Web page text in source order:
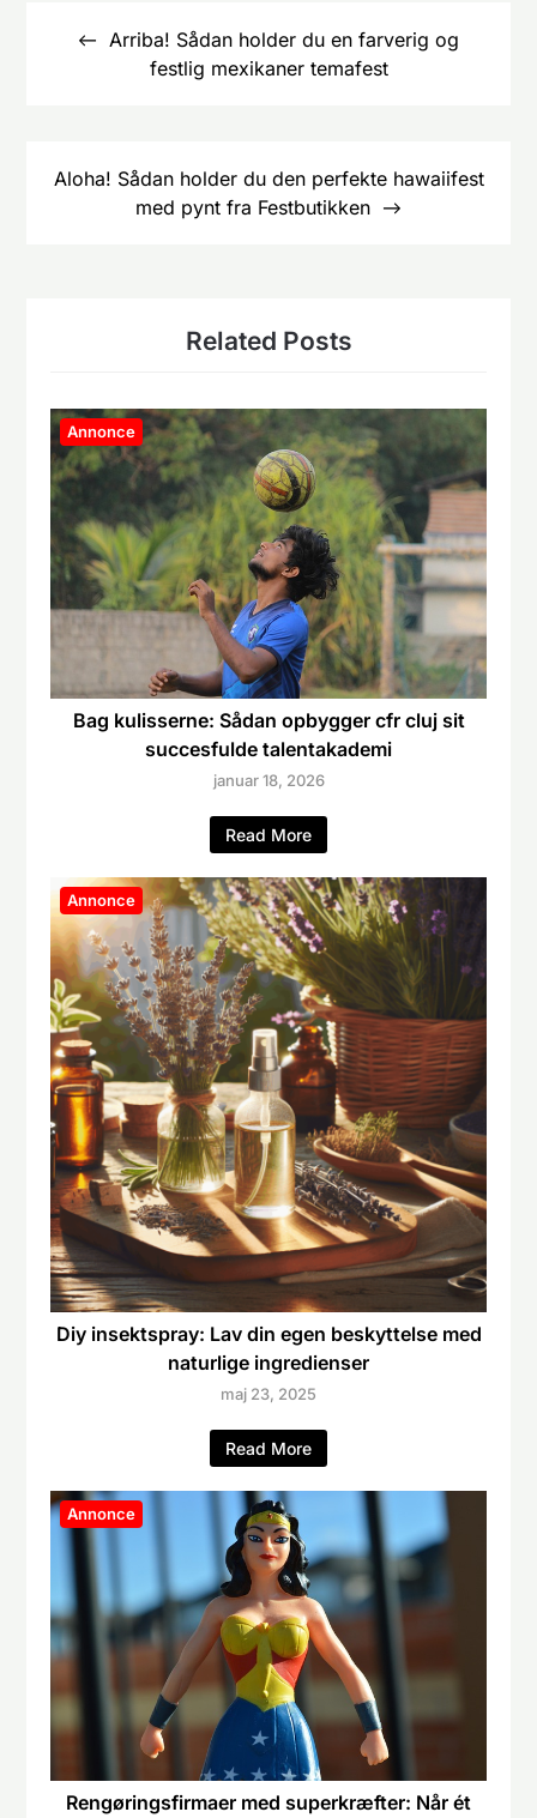
Arriba! Sådan holder du en farverig og
festlig mexikaner temafest
Aloha! Sådan holder du den perfekte hawaiifest
med pynt fra Festbutikken
Related Posts
Annonce
Bag kulisserne: Sådan opbygger cfr cluj sit
succesfulde talentakademi
januar 18, 2026
Read More
Annonce
Diy insektspray: Lav din egen beskyttelse med
naturlige ingredienser
maj 23, 2025
Read More
Annonce
Rengøringsfirmaer med superkræfter: Når ét